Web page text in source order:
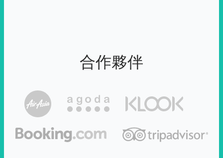
合作夥伴